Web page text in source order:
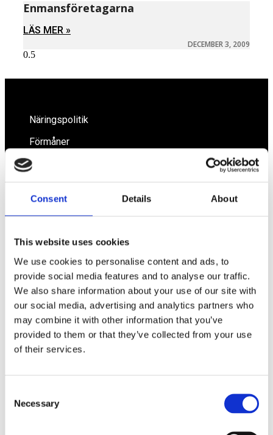
Consent Details About
This website uses cookies
We use cookies to personalise content and ads, to
provide social media features and to analyse our traffic.
We also share information about your use of our site with
our social media, advertising and analytics partners who
may combine it with other information that you’ve
provided to them or that they’ve collected from your use
of their services.
Selection
Necessary
Enmansföretagarna
LÄS MER »
DECEMBER 3, 2009
Av småföretagare, för småföretagare
Ett medlemskap späckat med småföretagaranpassade
medlemstjänster och förmåner. Din egen
inköpsavdelning, rådgivning, försäkringspaket och
Näringspolitik
Förmåner
Försäkringar